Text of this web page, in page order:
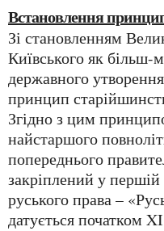
Встановлення
Зі становленням Великого князівства
Київського як більш-
державного
принцип
Згідно з цим
найстаршого
попереднього
закріплений у першій
руського права –
датується початком